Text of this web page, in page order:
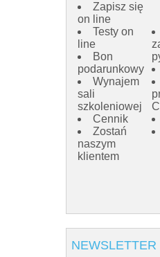
Zapisz się
on line
Testy on
line
Bon
podarunkowy
Wynajem
sali
szkoleniowej
Cennik
Zostań
naszym
klientem
NEWSLETTER